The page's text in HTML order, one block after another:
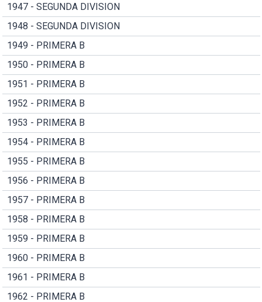
1947 - SEGUNDA DIVISION
1948 - SEGUNDA DIVISION
1949 - PRIMERA B
1950 - PRIMERA B
1951 - PRIMERA B
1952 - PRIMERA B
1953 - PRIMERA B
1954 - PRIMERA B
1955 - PRIMERA B
1956 - PRIMERA B
1957 - PRIMERA B
1958 - PRIMERA B
1959 - PRIMERA B
1960 - PRIMERA B
1961 - PRIMERA B
1962 - PRIMERA B